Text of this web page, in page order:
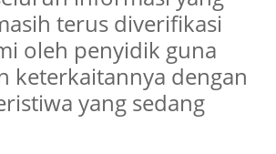
terus diverifikasi
oleh penyidik guna
keterkaitannya dengan
yang sedang